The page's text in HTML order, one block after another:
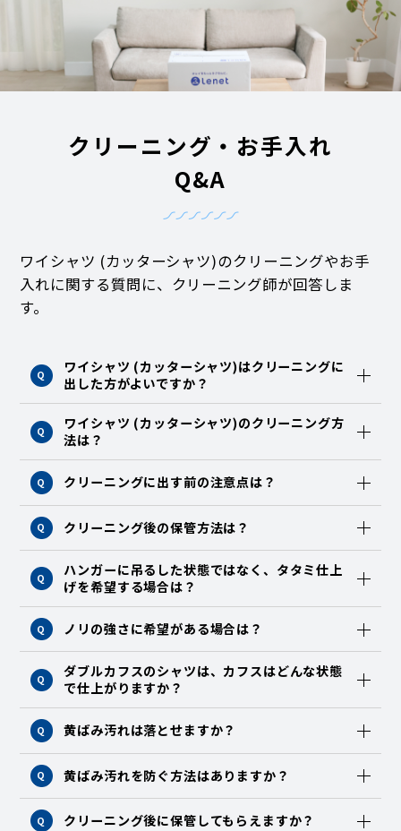
クリーニング・お手入れ
Q&A
ワイシャツ (カッターシャツ)のクリーニングやお手
入れに関する質問に、クリーニング師が回答しま
す。
Q
ワイシャツ (カッターシャツ)はクリーニングに
出した方がよいですか？
Q
ワイシャツ (カッターシャツ)のクリーニング方
法は？
Q クリーニングに出す前の注意点は？
Q クリーニング後の保管方法は？
Q
ハンガーに吊るした状態ではなく、タタミ仕上
げを希望する場合は？
Q ノリの強さに希望がある場合は？
Q
ダブルカフスのシャツは、カフスはどんな状態
で仕上がりますか？
Q 黄ばみ汚れは落とせますか？
Q 黄ばみ汚れを防ぐ方法はありますか？
Q クリーニング後に保管してもらえますか？